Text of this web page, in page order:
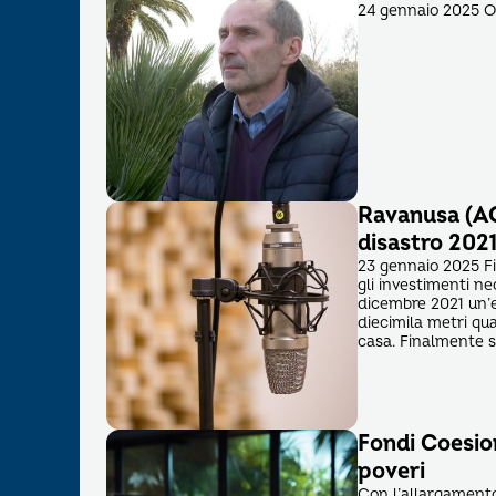
24 gennaio 2025
Ravanusa
disastro
23 gennaio 2025
gli investimenti
dicembre 2021
diecimila metri
casa. Finalmente
Fondi
poveri